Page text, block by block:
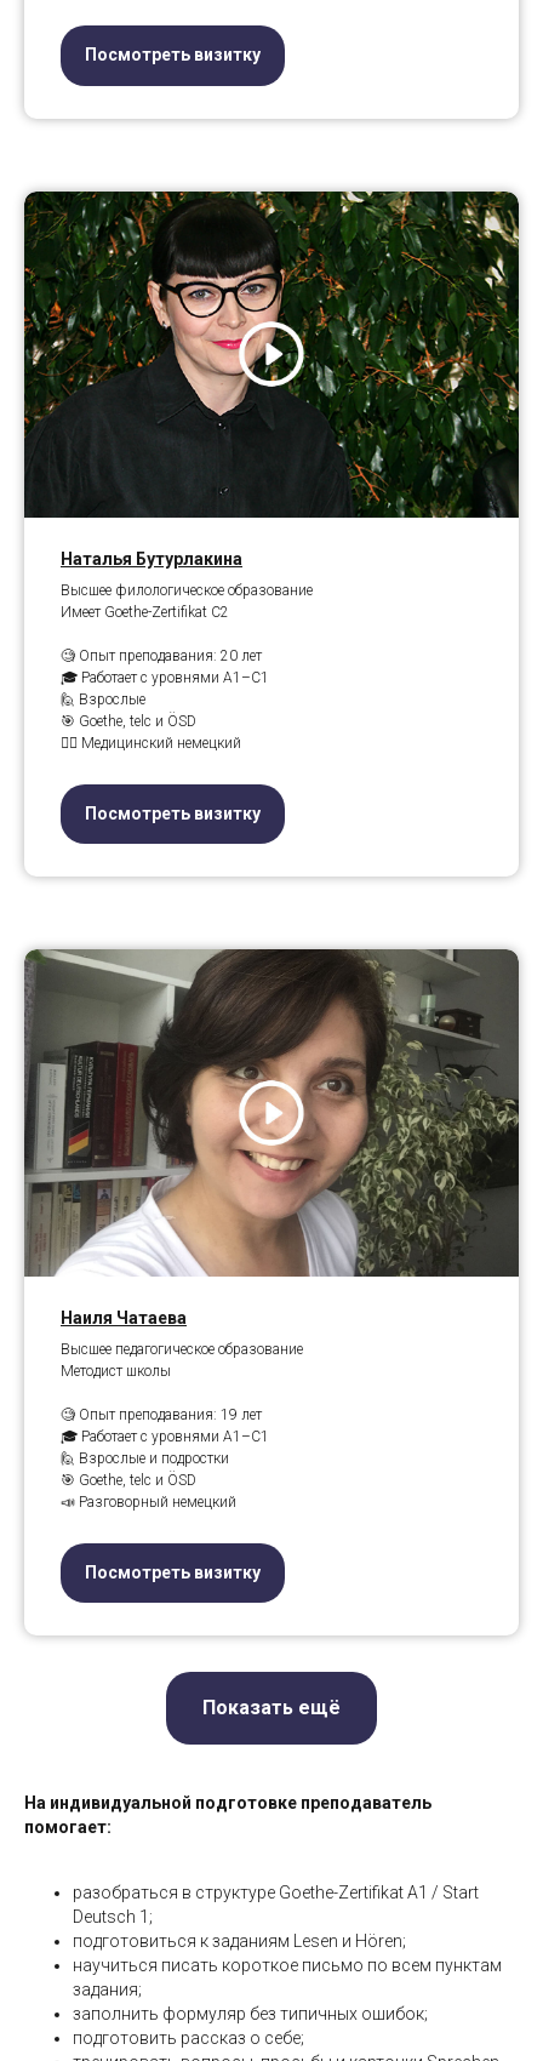
Посмотреть визитку
Наталья Бутурлакина
Высшее филологическое образование
Имеет Goethe-Zertifikat C2
🧐 Опыт преподавания: 20 лет
🎓 Работает с уровнями A1–C1
🙋 Взрослые
🎯 Goethe, telc и ÖSD
👨‍⚕️ Медицинский немецкий
Посмотреть визитку
Наиля Чатаева
Высшее педагогическое образование
Методист школы
🧐 Опыт преподавания: 19 лет
🎓 Работает с уровнями A1–C1
🙋 Взрослые и подростки
🎯 Goethe, telc и ÖSD
📣 Разговорный немецкий
Посмотреть визитку
Показать ещё
На индивидуальной подготовке преподаватель
помогает:
разобраться в структуре Goethe-Zertifikat A1 / Start
Deutsch 1;
подготовиться к заданиям Lesen и Hören;
научиться писать короткое письмо по всем пунктам
задания;
заполнить формуляр без типичных ошибок;
подготовить рассказ о себе;